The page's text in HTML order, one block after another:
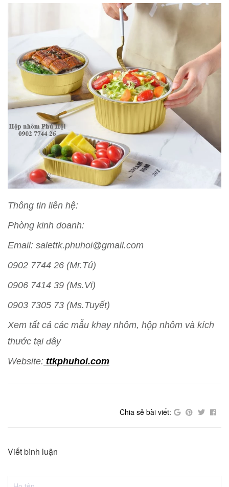
Thông tin liên hệ:
Phòng kinh doanh:
Email: salettk.phuhoi@gmail.com
0902 7744 26 (Mr.Tú)
0906 7414 39 (Ms.Vi)
0903 7305 73 (Ms.Tuyết)
Xem tất cả các mẫu khay nhôm, hộp nhôm và kích
thước tại đây
Website: ttkphuhoi.com
Chia sẻ bài viết:
Viết bình luận